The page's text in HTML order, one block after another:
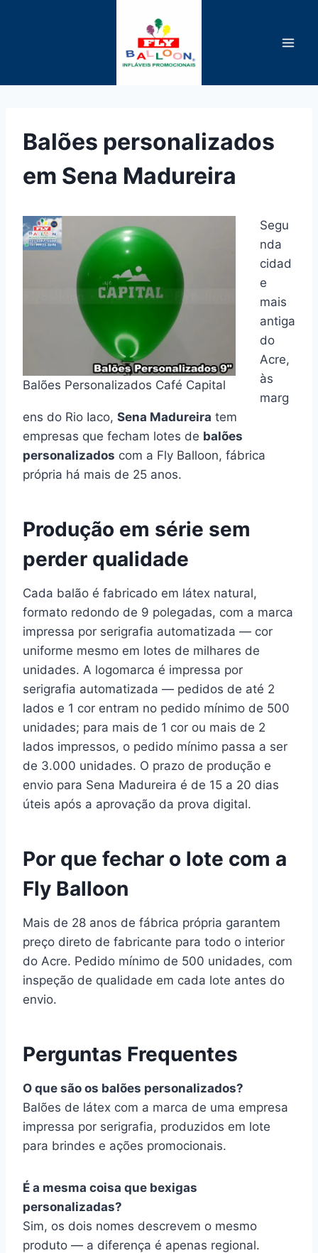
Balões personalizados
em Sena Madureira
Balões Personalizados Café Capital
Segu
nda
cidad
e
mais
antiga
do
Acre,
às
marg
ens do Rio Iaco, Sena Madureira tem
empresas que fecham lotes de balões
personalizados com a Fly Balloon, fábrica
própria há mais de 25 anos.
Produção em série sem
perder qualidade
Cada balão é fabricado em látex natural,
formato redondo de 9 polegadas, com a marca
impressa por serigrafia automatizada — cor
uniforme mesmo em lotes de milhares de
unidades. A logomarca é impressa por
serigrafia automatizada — pedidos de até 2
lados e 1 cor entram no pedido mínimo de 500
unidades; para mais de 1 cor ou mais de 2
lados impressos, o pedido mínimo passa a ser
de 3.000 unidades. O prazo de produção e
envio para Sena Madureira é de 15 a 20 dias
úteis após a aprovação da prova digital.
Por que fechar o lote com a
Fly Balloon
Mais de 28 anos de fábrica própria garantem
preço direto de fabricante para todo o interior
do Acre. Pedido mínimo de 500 unidades, com
inspeção de qualidade em cada lote antes do
envio.
Perguntas Frequentes
O que são os balões personalizados?
Balões de látex com a marca de uma empresa
impressa por serigrafia, produzidos em lote
para brindes e ações promocionais.
É a mesma coisa que bexigas
personalizadas?
Sim, os dois nomes descrevem o mesmo
produto — a diferença é apenas regional.